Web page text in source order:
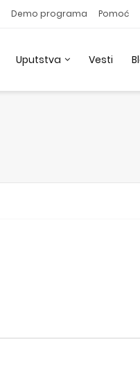
Demo programa Pomoć
Uputstva Vesti